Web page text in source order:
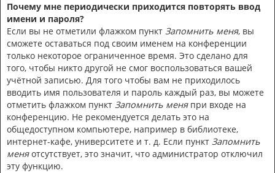
Почему мне периодически приходится повторять ввод
имени и пароля?
Если вы не отметили флажком пункт Запомнить меня, вы
сможете оставаться под своим именем на конференции
только некоторое ограниченное время. Это сделано для
того, чтобы никто другой не смог воспользоваться вашей
учётной записью. Для того чтобы вам не приходилось
вводить имя пользователя и пароль каждый раз, вы можете
отметить флажком пункт Запомнить меняпри входе на
конференцию. Не рекомендуется делать это на
общедоступном компьютере, например в библиотеке,
интернет-кафе, университете и т. д. Если пункт Запомнить
меняотсутствует, это значит, что администратор отключил
эту функцию.